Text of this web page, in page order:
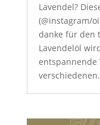
Lavendel?
(@instagram/
danke für den
Lavendelöl
entspannende